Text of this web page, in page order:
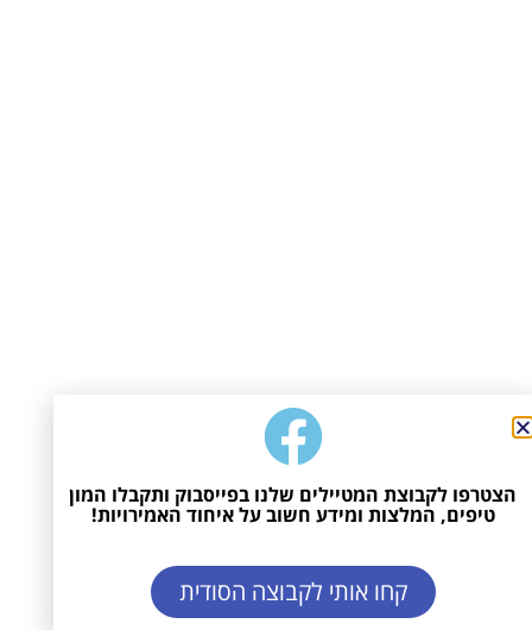
הצטרפו לקבוצת המטיילים שלנו בפייסבוק ותקבלו המון
טיפים, המלצות ומידע חשוב על איחוד האמירויות!
קחו אותי לקבוצה הסודית